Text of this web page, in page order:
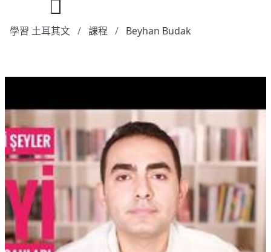
學習 土耳其文 課程 Beyhan Budak